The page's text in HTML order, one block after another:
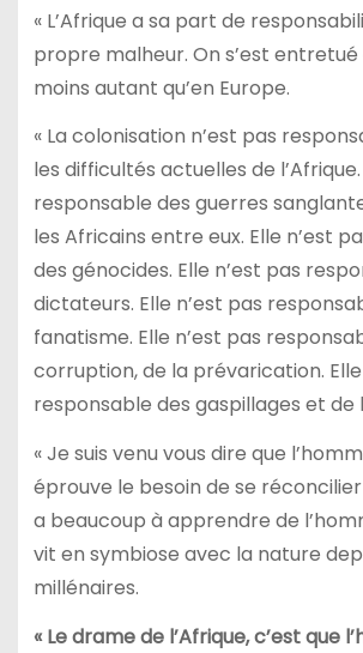
« L’Afrique a sa part de
propre malheur. On s’est entretué
moins autant qu’en Europe.
« La colonisation n’est pas
les difficultés actuelles de l’Afrique.
responsable des guerres
les Africains entre eux. Elle n’est
des génocides. Elle n’est pas
dictateurs. Elle n’est pas
fanatisme. Elle n’est pas
corruption, de la prévarication. Elle
responsable des gaspillages et de
« Je suis venu vous dire que
éprouve le besoin de se
a beaucoup à apprendre de
vit en symbiose avec la nature
millénaires.
« Le drame de l’Afrique, c’est que